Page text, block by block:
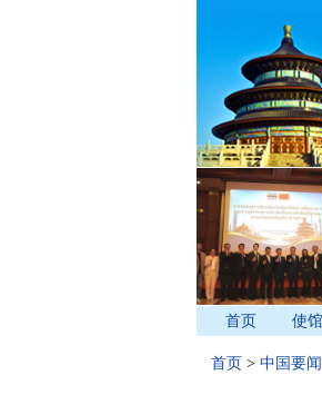
首页 使
首页 > 中国要闻